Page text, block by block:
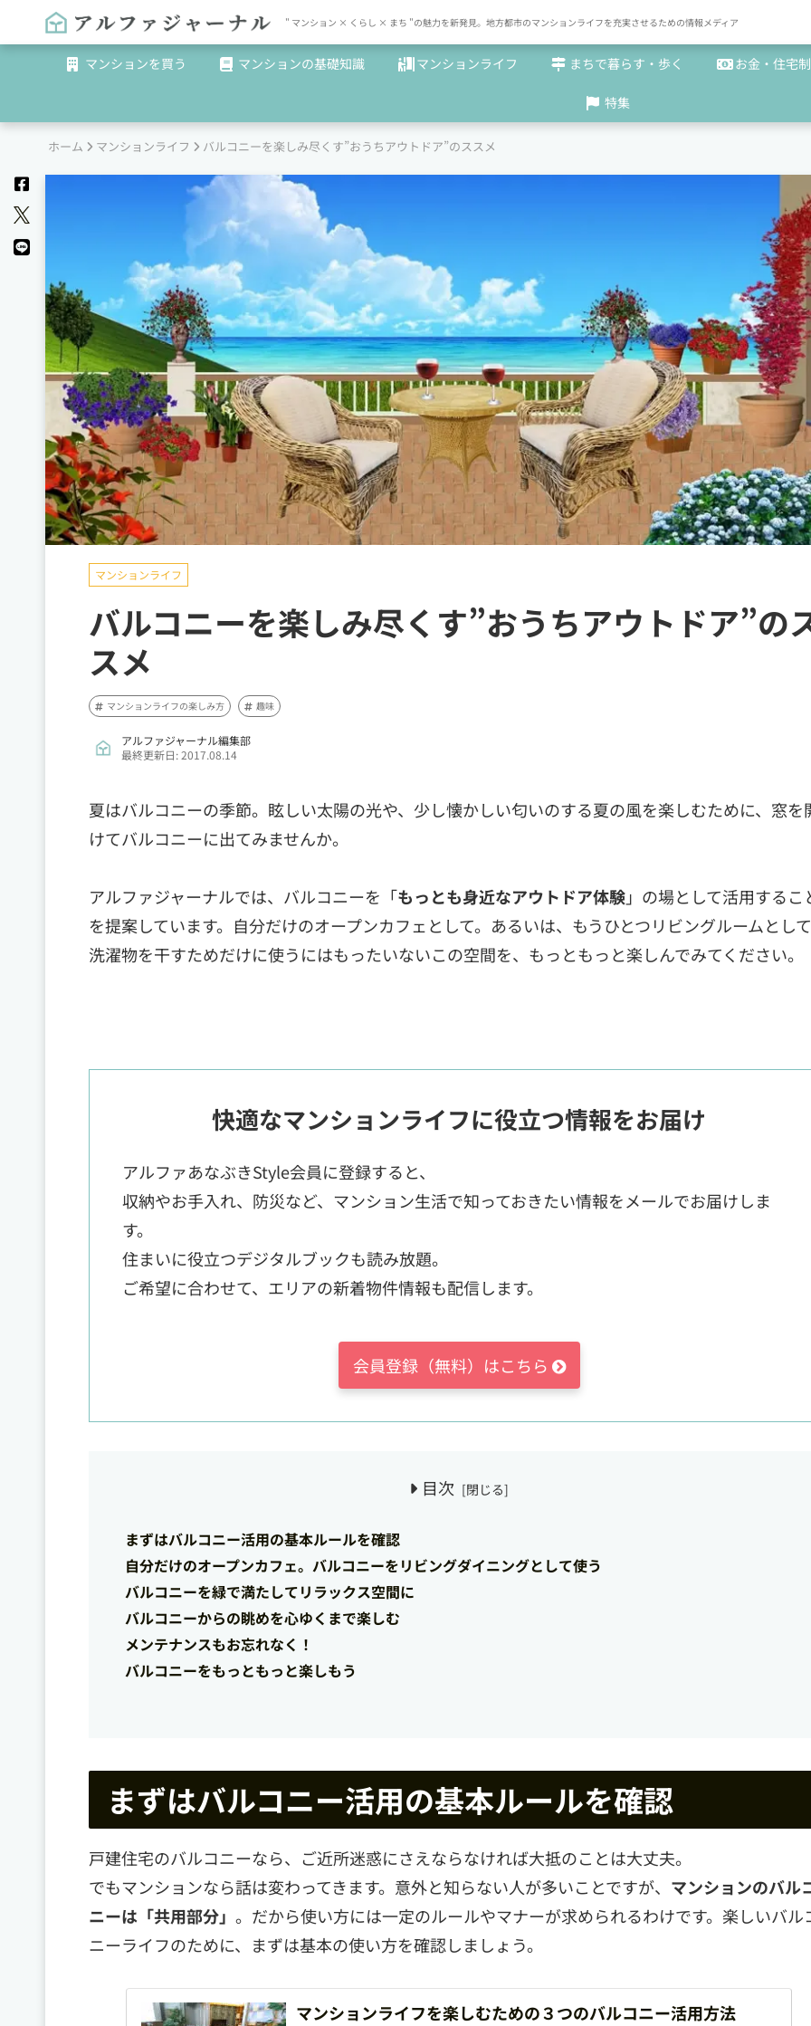
" マンション × くらし × まち "の魅力を新発見。地方都市のマンションライフを充実させるための情報メディア
マンションを買う マンションの基礎知識 マンションライフ まちで暮らす・歩く お金・住宅
特集
ホーム マンションライフ バルコニーを楽しみ尽くす”おうちアウトドア”のススメ
マンションライフ
バルコニーを楽しみ尽くす”おうちアウトドア”の
スメ
マンションライフの楽しみ方 趣味
アルファジャーナル編集部
最終更新日: 2017.08.14
夏はバルコニーの季節。眩しい太陽の光や、少し懐かしい匂いのする夏の風を楽しむために、窓を
けてバルコニーに出てみませんか。
アルファジャーナルでは、バルコニーを「もっとも身近なアウトドア体験」の場として活用するこ
を提案しています。自分だけのオープンカフェとして。あるいは、もうひとつリビングルームとし
洗濯物を干すためだけに使うにはもったいないこの空間を、もっともっと楽しんでみてください。
快適なマンションライフに役立つ情報をお届け
アルファあなぶきStyle会員に登録すると、
収納やお手入れ、防災など、マンション生活で知っておきたい情報をメールでお届けしま
す。
住まいに役立つデジタルブックも読み放題。
ご希望に合わせて、エリアの新着物件情報も配信します。
会員登録（無料）はこちら
目次
まずはバルコニー活用の基本ルールを確認
自分だけのオープンカフェ。バルコニーをリビングダイニングとして使う
バルコニーを緑で満たしてリラックス空間に
バルコニーからの眺めを心ゆくまで楽しむ
メンテナンスもお忘れなく！
バルコニーをもっともっと楽しもう
まずはバルコニー活用の基本ルールを確認
戸建住宅のバルコニーなら、ご近所迷惑にさえならなければ大抵のことは大丈夫。
でもマンションなら話は変わってきます。意外と知らない人が多いことですが、 マンションのバル
ニーは「共用部分」 。だから使い方には一定のルールやマナーが求められるわけです。楽しいバル
ニーライフのために、まずは基本の使い方を確認しましょう。
マンションライフを楽しむための３つのバルコニー活用方法